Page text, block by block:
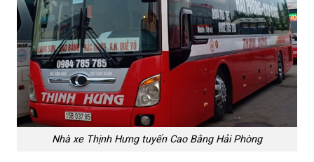
Nhà xe Thịnh Hưng tuyến Cao Bằng Hải Phòng